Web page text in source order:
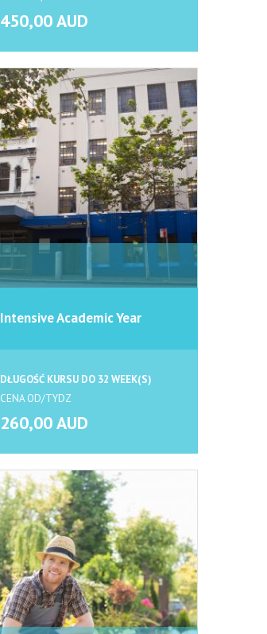
450,00 AUD
Intensive Academic Year
DŁUGOŚĆ KURSU DO 32 WEEK(S)
CENA OD/TYDZ
260,00 AUD